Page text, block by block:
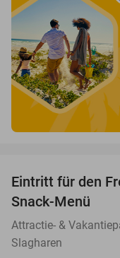
Eintritt für den
Snack-Menü
Attractie- &
Slagharen